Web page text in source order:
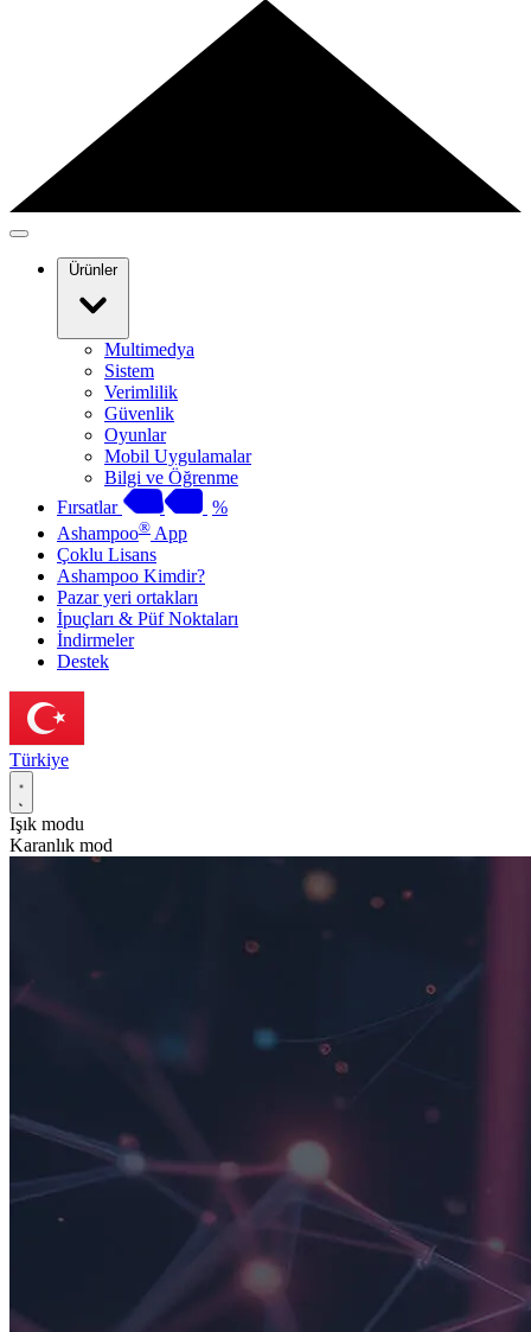
Ürünler
Multimedya
Sistem
Verimlilik
Güvenlik
Oyunlar
Mobil Uygulamalar
Bilgi ve Öğrenme
Fırsatlar
%
Ashampoo® App
Çoklu Lisans
Ashampoo Kimdir?
Pazar yeri ortakları
İpuçları & Püf Noktaları
İndirmeler
Destek
Türkiye
Işık modu
Karanlık mod